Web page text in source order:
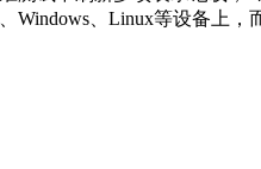
、Linux等设备上